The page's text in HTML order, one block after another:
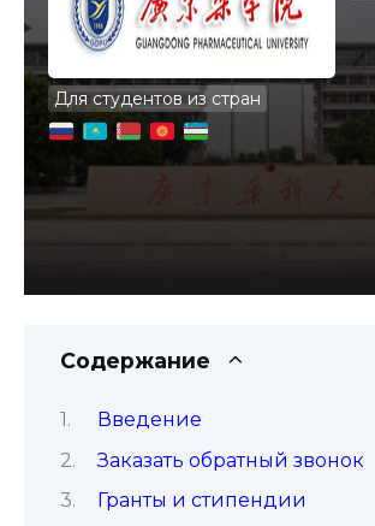
Для студентов из стран
Содержание
Введение
Заказать обратный звонок
Гранты и стипендии